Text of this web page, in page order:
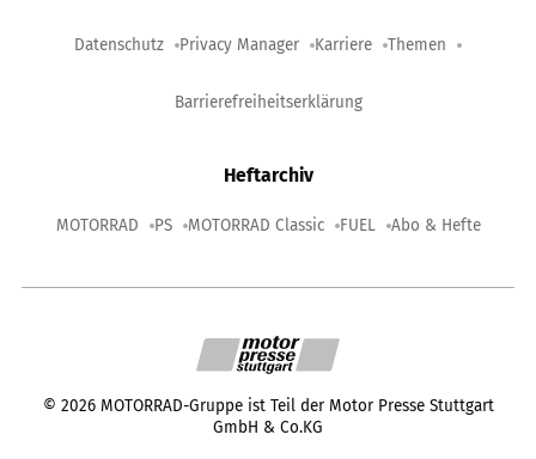
Datenschutz Privacy Manager Karriere Themen
Barrierefreiheitserklärung
Heftarchiv
MOTORRAD PS MOTORRAD Classic FUEL Abo & Hefte
© 2026 MOTORRAD-Gruppe ist Teil der Motor Presse Stuttgart
GmbH & Co.KG